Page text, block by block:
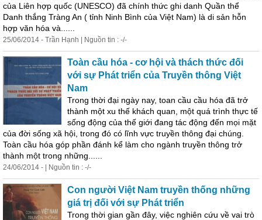
của Liên hợp quốc (UNESCO) đã chính thức ghi danh Quần thể
Danh thắng Tràng An ( tỉnh Ninh Bình của Việt Nam) là di sản hỗn
hợp văn hóa và......
25/06/2014 - Trần Hạnh | Nguồn tin : -/-
Toàn cầu hóa - cơ hội và thách thức đối
với sự Phát triển của Truyền thông Việt
Nam
Trong thời đại ngày nay, toan cầu cầu hóa đã trở
thành một xu thế khách quan, một quá trình thực tế
sống động của thế giới đang tác động đến mọi mặt
của đời sống xã hội, trong đó có lĩnh vực truyền thông đại chúng.
Toàn cầu hóa góp phần đánh kể làm cho ngành truyền thông trở
thành một trong những......
24/06/2014 - | Nguồn tin : -/-
Con người Việt Nam truyền thống những
giá trị đối với sự Phát triển
Trong thời gian gần đây, việc nghiên cứu về vai trò